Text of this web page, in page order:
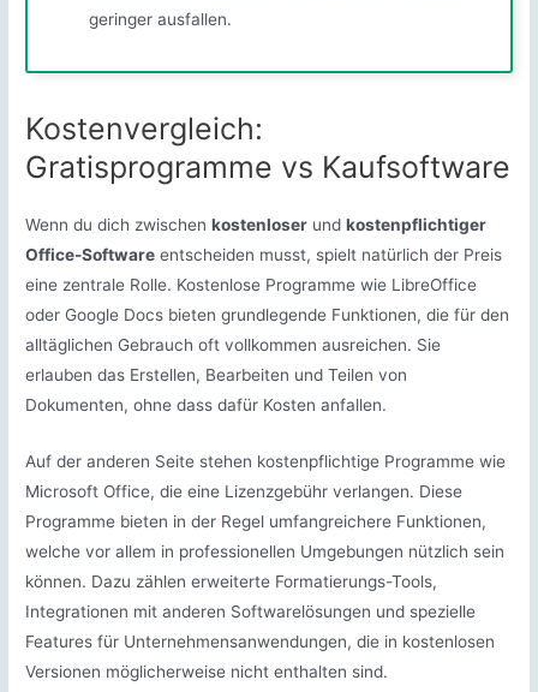
geringer ausfallen.
Kostenvergleich:
Gratisprogramme vs Kaufsoftware
Wenn du dich zwischenkostenloser undkostenpflichtiger
Office-Software entscheiden musst, spielt natürlich der Preis
eine zentrale Rolle. Kostenlose Programme wie LibreOffice
oder Google Docs bieten grundlegende Funktionen, die für den
alltäglichen Gebrauch oft vollkommen ausreichen. Sie
erlauben das Erstellen, Bearbeiten und Teilen von
Dokumenten, ohne dass dafür Kosten anfallen.
Auf der anderen Seite stehen kostenpflichtige Programme wie
Microsoft Office, die eine Lizenzgebühr verlangen. Diese
Programme bieten in der Regel umfangreichere Funktionen,
welche vor allem in professionellen Umgebungen nützlich sein
können. Dazu zählen erweiterte Formatierungs-Tools,
Integrationen mit anderen Softwarelösungen und spezielle
Features für Unternehmensanwendungen, die in kostenlosen
Versionen möglicherweise nicht enthalten sind.